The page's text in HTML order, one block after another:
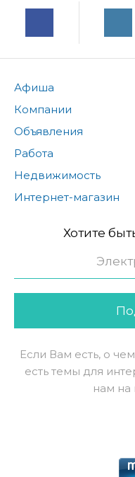
Афиша
Компании
Объявления
Работа
Недвижимость
Интернет-магазин
Хотите
Если Вам есть, о
есть темы для
нам на